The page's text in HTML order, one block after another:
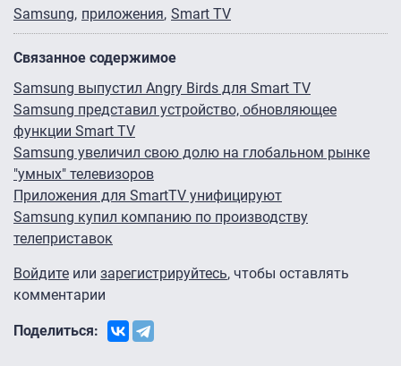
Samsung приложения Smart TV
Связанное содержимое
Samsung выпустил Angry Birds для Smart TV
Samsung представил устройство, обновляющее
функции Smart TV
Samsung увеличил свою долю на глобальном рынке
"умных" телевизоров
Приложения для SmartTV унифицируют
Samsung купил компанию по производству
телеприставок
Войдите или зарегистрируйтесь, чтобы оставлять
комментарии
Поделиться: